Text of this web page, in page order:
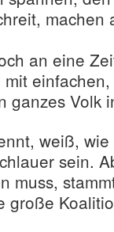
machen
an eine
ganzes Volk
weiß,
sein.
muss,
große